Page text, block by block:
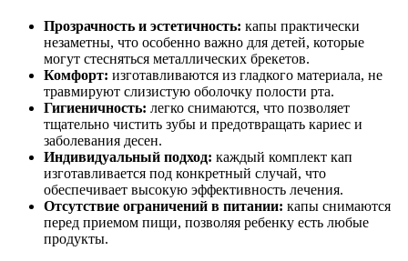
Прозрачность и эстетичность: капы практически
незаметны, что особенно важно для детей, которые
могут стесняться металлических брекетов.
Комфорт: изготавливаются из гладкого материала, не
травмируют слизистую оболочку полости рта.
Гигиеничность: легко снимаются, что позволяет
тщательно чистить зубы и предотвращать кариес и
заболевания десен.
Индивидуальный подход: каждый комплект кап
изготавливается под конкретный случай, что
обеспечивает высокую эффективность лечения.
Отсутствие ограничений в питании: капы снимаются
перед приемом пищи, позволяя ребенку есть любые
продукты.